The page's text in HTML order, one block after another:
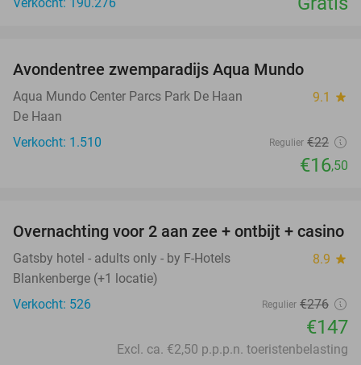
Avondentree zwemparadijs Aqua Mundo
Aqua Mundo Center Parcs Park De Haan 9.1 star
De Haan
Verkocht: 1.510
Regulier €22
€16,50
47%
Overnachting voor 2 aan zee + ontbijt + casino
Gatsby hotel - adults only - by F-Hotels 8.9 star
Blankenberge (+1 locatie)
Verkocht: 526
Regulier €276
€147
Excl. ca. €2,50 p.p.p.n. toeristenbelasting